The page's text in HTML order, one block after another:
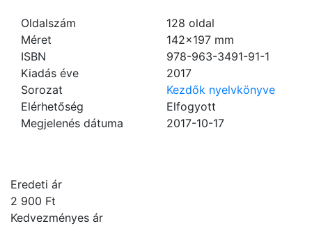
Eredeti ár
2 900 Ft
Kedvezményes ár
Oldalszám 128 oldal
Méret
142×197 mm
ISBN
978-963-3491-91-1
Kiadás éve
2017
Sorozat
Kezdők nyelvkönyve
Elérhetőség
Elfogyott
Megjelenés dátuma
2017-10-17